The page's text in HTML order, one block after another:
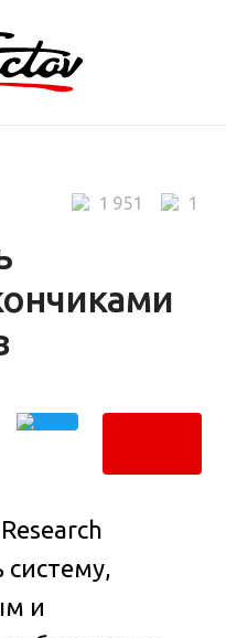
1
1 951
систему,
и